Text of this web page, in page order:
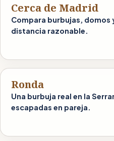
Cerca de Madrid
Compara burbujas, domos
distancia razonable.
Ronda
Una burbuja real en la
escapadas en pareja.